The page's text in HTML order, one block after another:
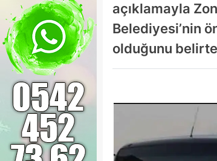
açıklamayla
Belediyesi’nin
olduğunu